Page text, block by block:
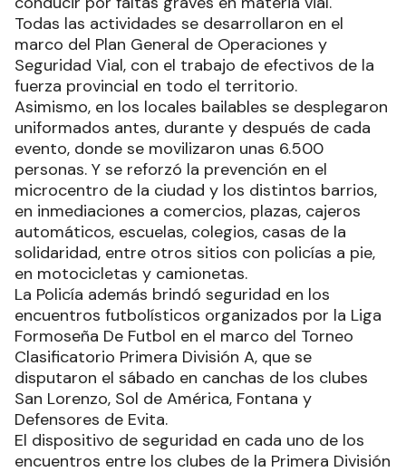
Todas las actividades se desarrollaron en el
marco del Plan General de Operaciones y
Seguridad Vial, con el trabajo de efectivos de la
fuerza provincial en todo el territorio.
Asimismo, en los locales bailables se desplegaron
uniformados antes, durante y después de cada
evento, donde se movilizaron unas 6.500
personas. Y se reforzó la prevención en el
microcentro de la ciudad y los distintos barrios,
en inmediaciones a comercios, plazas, cajeros
automáticos, escuelas, colegios, casas de la
solidaridad, entre otros sitios con policías a pie,
en motocicletas y camionetas.
La Policía además brindó seguridad en los
encuentros futbolísticos organizados por la Liga
Formoseña De Futbol en el marco del Torneo
Clasificatorio Primera División A, que se
disputaron el sábado en canchas de los clubes
San Lorenzo, Sol de América, Fontana y
Defensores de Evita.
El dispositivo de seguridad en cada uno de los
encuentros entre los clubes de la Primera División